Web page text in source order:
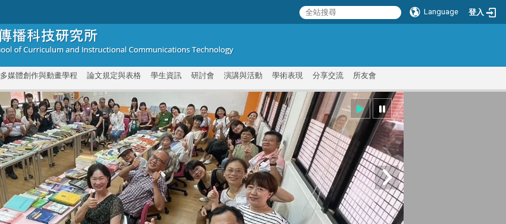
Language 登入
多媒體創作與動畫學程 論文規定與表格 學生資訊 研討會 演講與活動 學術表現 分享交流 所友會